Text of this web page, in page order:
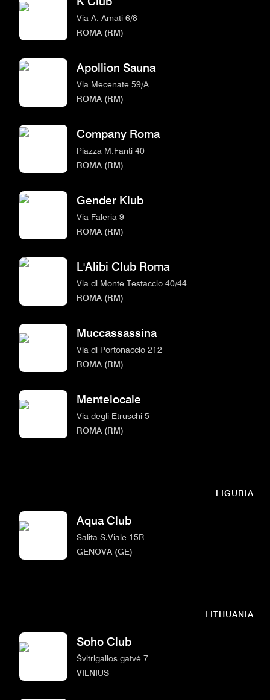
Via A. Amati 6/8
ROMA (RM)
Apollion Sauna
Via Mecenate 59/A
ROMA (RM)
Company Roma
Piazza M.Fanti 40
ROMA (RM)
Gender Klub
Via Faleria 9
ROMA (RM)
L'Alibi Club Roma
Via di Monte Testaccio 40/44
ROMA (RM)
Muccassassina
Via di Portonaccio 212
ROMA (RM)
Mentelocale
Via degli Etruschi 5
ROMA (RM)
LIGURIA
Aqua Club
Salita S.Viale 15R
GENOVA (GE)
LITHUANIA
Soho Club
Švitrigailos gatvė 7
VILNIUS